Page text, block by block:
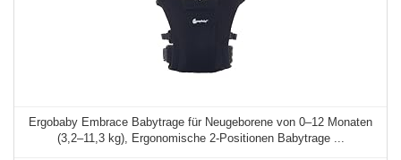
Ergobaby Embrace Babytrage für Neugeborene von 0–12 Monaten
(3,2–11,3 kg), Ergonomische 2-Positionen Babytrage ...